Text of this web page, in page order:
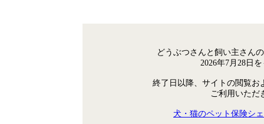
どうぶつさんと飼い主さん
2026年7月28日
終了日以降、サイトの閲覧お
ご利用いただ
犬・猫のペット保険シ